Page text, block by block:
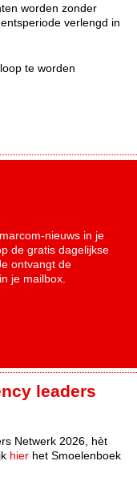
worden zonder
verlengd in
te worden
nieuws in je
de gratis dagelijkse
ontvangt de
je mailbox.
leaders
Netwerk 2026, hèt
hier het Smoelenboek